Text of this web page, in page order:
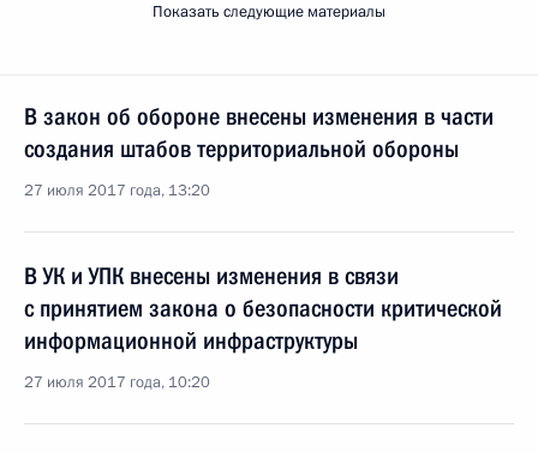
Показать следующие материалы
В закон об обороне внесены изменения в части
создания штабов территориальной обороны
27 июля 2017 года, 13:20
В УК и УПК внесены изменения в связи
с принятием закона о безопасности критической
информационной инфраструктуры
27 июля 2017 года, 10:20